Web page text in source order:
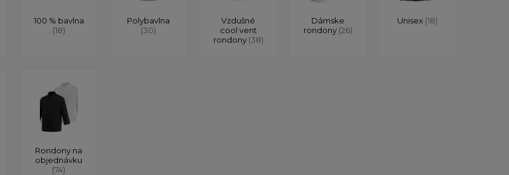
100 % bavlna
(18)
Polybavlna
(30)
Vzdušné
cool vent
rondony (38)
Dámske
rondony (26)
Unisex (18)
Rondony na
objednávku
(74)